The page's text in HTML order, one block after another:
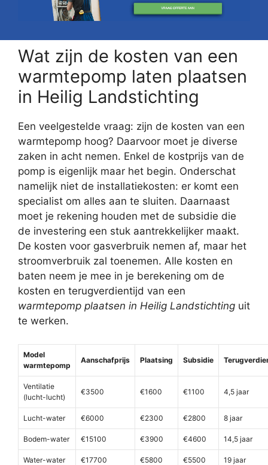
Wat zijn de kosten van een
warmtepomp laten plaatsen
in Heilig Landstichting
Een veelgestelde vraag: zijn de kosten van een
warmtepomp hoog? Daarvoor moet je diverse
zaken in acht nemen. Enkel de kostprijs van de
pomp is eigenlijk maar het begin. Onderschat
namelijk niet de installatiekosten: er komt een
specialist om alles aan te sluiten. Daarnaast
moet je rekening houden met de subsidie die
de investering een stuk aantrekkelijker maakt.
De kosten voor gasverbruik nemen af, maar het
stroomverbruik zal toenemen. Alle kosten en
baten neem je mee in je berekening om de
kosten en terugverdientijd van een
warmtepomp plaatsen in Heilig Landstichting uit
te werken.
Model
warmtepomp
Aanschafprijs Plaatsing Subsidie
Ventilatie
(lucht-lucht)
€3500 €1600 €1100 4,5 jaar
Lucht-water €6000 €2300 €2800 8 jaar
Bodem-water €15100 €3900 €4600 14,5 jaar
Water-water €17700 €5800 €5500 19 jaar